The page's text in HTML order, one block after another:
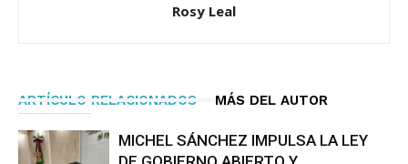
Rosy Leal
ARTÍCULO RELACIONADOS MÁS DEL AUTOR
MICHEL SÁNCHEZ IMPULSA LA LEY